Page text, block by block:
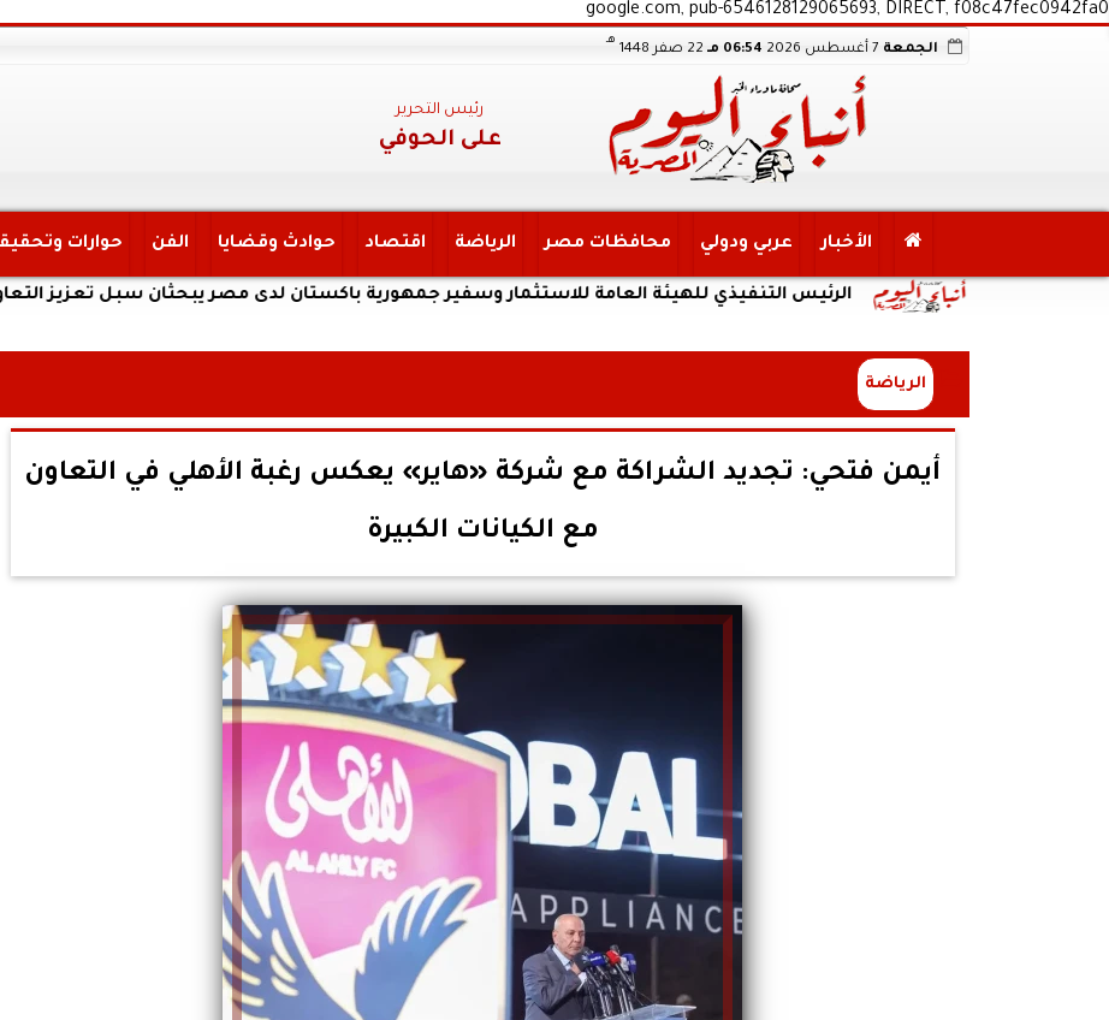
google.com, pub-6546128129065693, DIRECT, f08c47fec0942fa0
الجمعة 06:54 مـ 22 صفر 1448
هـ
رئيس التحرير
على الحوفي
الأخبار عربي ودولي محافظات مصر الرياضة اقتصاد حوادث وقضايا الفن حوارات
الرئيس التنفيذي للهيئة العامة للاستثمار وسفير جمهورية باكستان لدى مصر يبحثان سبل تعزيز التعاون
الرياضة
أيمن فتحي: تجديد الشراكة مع شركة «هاير» يعكس رغبة الأهلي في التعاون
مع الكيانات الكبيرة